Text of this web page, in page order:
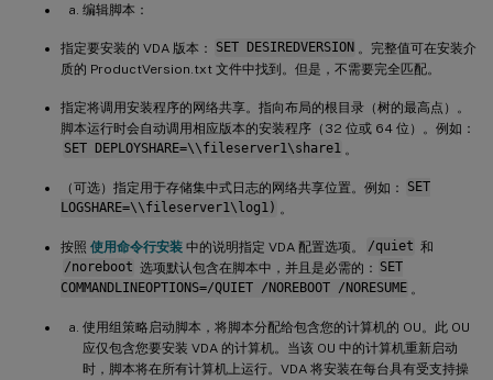
编辑脚本：
指定要安装的 VDA 版本： SET DESIREDVERSION 。完整值可在安装介
质的 ProductVersion.txt 文件中找到。但是，不需要完全匹配。
指定将调用安装程序的网络共享。指向布局的根目录（树的最高点）。
脚本运行时会自动调用相应版本的安装程序（32 位或 64 位）。例如：
SET DEPLOYSHARE=\\fileserver1\share1 。
（可选）指定用于存储集中式日志的网络共享位置。例如：
SET
LOGSHARE=\\fileserver1\log1) 。
按照 使用命令行安装 中的说明指定 VDA 配置选项。 /quiet 和
/noreboot 选项默认包含在脚本中，并且是必需的： SET
COMMANDLINEOPTIONS=/QUIET /NOREBOOT /NORESUME 。
使用组策略启动脚本，将脚本分配给包含您的计算机的 OU。此 OU
应仅包含您要安装 VDA 的计算机。当该 OU 中的计算机重新启动
时，脚本将在所有计算机上运行。VDA 将安装在每台具有受支持操